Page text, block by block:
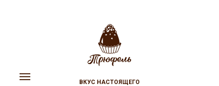
ВКУС НАСТОЯЩЕГО